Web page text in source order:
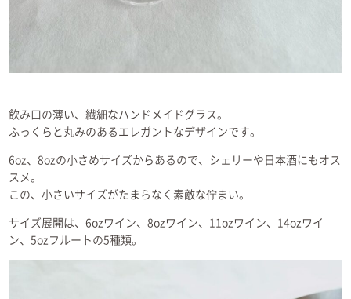
飲み口の薄い、繊細なハンドメイドグラス。
ふっくらと丸みのあるエレガントなデザインです。
6oz、8ozの小さめサイズからあるので、シェリーや日本酒にもオス
スメ。
この、小さいサイズがたまらなく素敵な佇まい。
サイズ展開は、6ozワイン、8ozワイン、11ozワイン、14ozワイ
ン、5ozフルートの5種類。